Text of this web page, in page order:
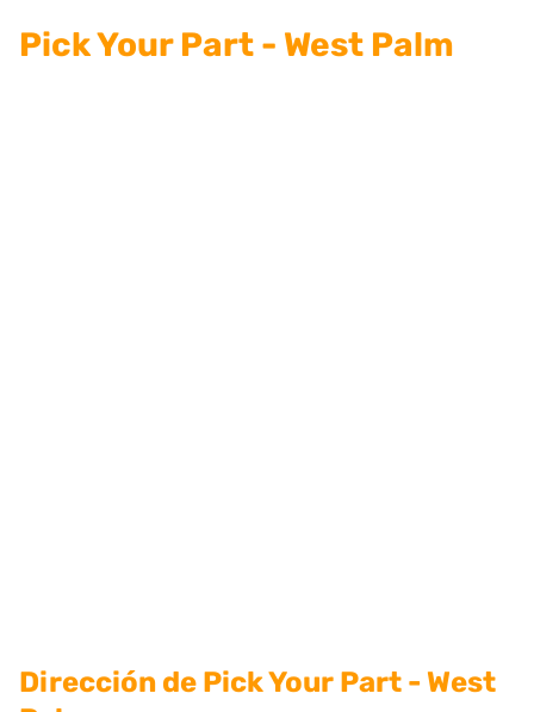
Pick Your Part - West Palm
Dirección de Pick Your Part - West